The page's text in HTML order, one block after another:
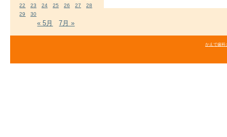
22
23 24 25 26 27
28
29
30
« 5月 7月 »
かえで歯科